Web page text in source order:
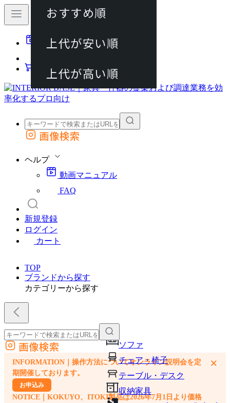
動画マニュアル
カート
外部サイトの商品をカートに追加
画像検索
ヘルプ
動画マニュアル
FAQ
新規登録
ログイン
カート
TOP
ブランドから探す
カテゴリーから探す
ソファ
チェア・椅子
テーブル・デスク
収納家具
外部サイトの商品をカートに追加
他のサイトで見つけた商品ページのURLを貼り付けて、カートに追加できます
画像検索
INFORMATION｜操作方法についてオンライン説明会を定
期開催しております。
お申込み
NOTICE｜KOKUYO、ITOKI製品は2026年7月1日より価格
×
おすすめ順
上代が安い順
上代が高い順